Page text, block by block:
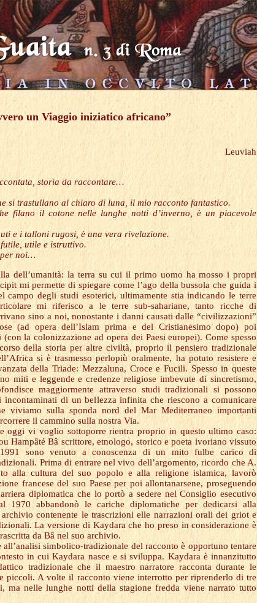
un Viaggio iniziatico africano”
Leuviah
storia da raccontare…
si trastullano al chiaro di luna, il mio racconto fantastico.
filano il cotone nelle lunghe notti d’inverno, è un piacevole
e i talloni rugosi, è una vera rivelazione.
utile e istruttivo.
noi…
dell’umanità: la terra su cui il primo uomo ha mosso i propri
mi permette di spiegare come l’ago della bussola che guida i
campo degli studi esoterici, ultimamente stia indicando le terre
mi riferisco a le terre sub-sahariane, tanto ricche di
sino a noi, nonostante i danni causati dalle “civilizzazioni”
(ad opera dell’Islam prima e del Cristianesimo dopo) poi
la colonizzazione ad opera dei Paesi europei). Come spesso
della storia per altre civiltà, proprio il pensiero tradizionale
si è trasmesso perlopiù oralmente, ha potuto resistere e
della Triade: Mezzaluna, Croce e Fucili. Spesso in queste
miti e leggende e credenze religiose imbevute di sincretismo,
maggiormente attraverso studi tradizionali si possono
incontaminati di un bellezza infinita che riescono a comunicare
viviamo sulla sponda nord del Mar Mediterraneo importanti
il cammino sulla nostra Via.
oggi vi voglio sottoporre rientra proprio in questo ultimo caso:
Hampâté Bâ scrittore, etnologo, storico e poeta ivoriano vissuto
sono venuto a conoscenza di un mito fulbe carico di
Prima di entrare nel vivo dell’argomento, ricordo che A.
alla cultura del suo popolo e alla religione islamica, lavorò
francese del suo Paese per poi allontanarsene, proseguendo
diplomatica che lo portò a sedere nel Consiglio esecutivo
1970 abbandonò le cariche diplomatiche per dedicarsi alla
contenente le trascrizioni elle narrazioni orali dei griot e
La versione di Kaydara che ho preso in considerazione è
da Bâ nel suo archivio.
all’analisi simbolico-tradizionale del racconto è opportuno tentare
in cui Kaydara nasce e si sviluppa. Kaydara è innanzitutto
tradizionale che il maestro narratore racconta durante le
piccoli. A volte il racconto viene interrotto per riprenderlo di tre
ma nelle lunghe notti della stagione fredda viene narrato tutto